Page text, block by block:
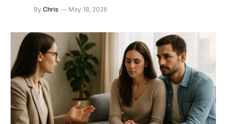
By Chris May 18, 2026